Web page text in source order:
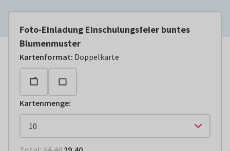
Foto-Einladung Einschulungsfeier buntes
Blumenmuster
Kartenformat: Doppelkarte
Kartenmenge:
Total: € 29,40